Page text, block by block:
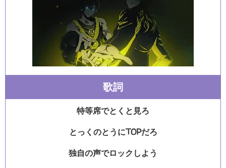
歌詞
特等席でとくと見ろ
とっくのとうにTOPだろ
独自の声でロックしよう